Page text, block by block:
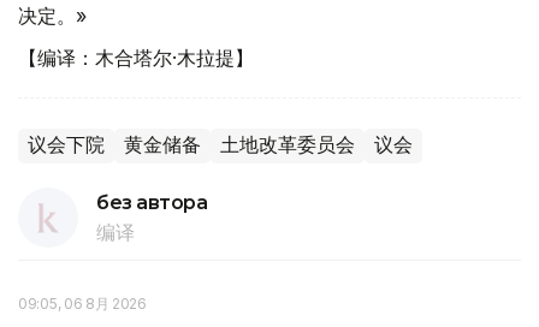
决定。»
【编译：木合塔尔·木拉提】
议会下院 黄金储备 土地改革委员会 议会
без автора
编译
09:05, 06 8月 2026